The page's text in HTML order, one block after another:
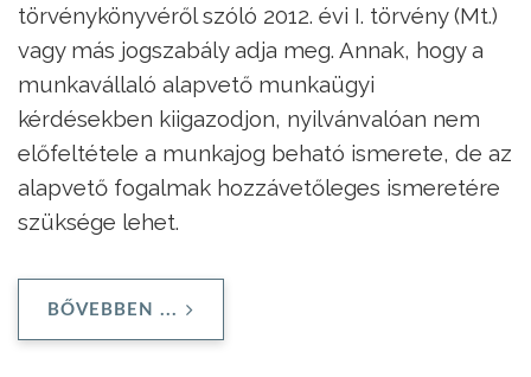
törvénykönyvéről szóló 2012. évi I. törvény (Mt.)
vagy más jogszabály adja meg. Annak, hogy a
munkavállaló alapvető munkaügyi
kérdésekben kiigazodjon, nyilvánvalóan nem
előfeltétele a munkajog beható ismerete, de az
alapvető fogalmak hozzávetőleges ismeretére
szüksége lehet.
BŐVEBBEN ...